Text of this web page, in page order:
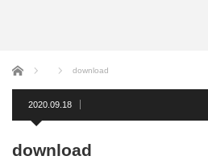
ホーム download
2020.09.18
download